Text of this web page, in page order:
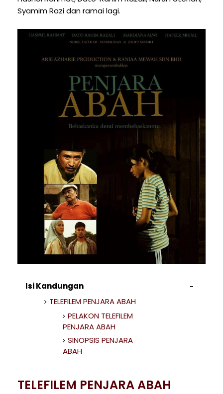
Syamim Razi dan ramai lagi.
Isi Kandungan
TELEFILEM PENJARA ABAH
PELAKON TELEFILEM
PENJARA ABAH
SINOPSIS PENJARA
ABAH
TELEFILEM PENJARA ABAH